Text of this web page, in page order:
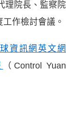
理院長、監察院
作檢討會議。
資訊網英文網
（Control Yuan